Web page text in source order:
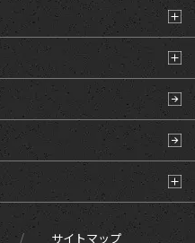
サイトマップ